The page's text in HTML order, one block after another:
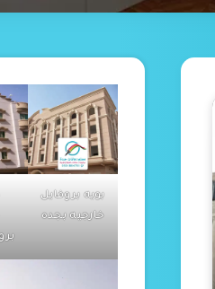
بويه بروفايل
خارجيه بجده